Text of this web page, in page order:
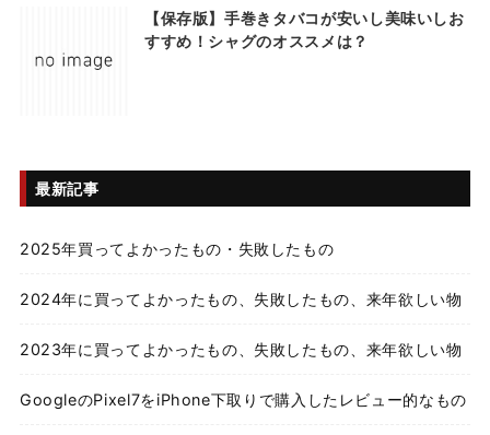
【保存版】手巻きタバコが安いし美味いしお
すすめ！シャグのオススメは？
最新記事
2025年買ってよかったもの・失敗したもの
2024年に買ってよかったもの、失敗したもの、来年欲しい物
2023年に買ってよかったもの、失敗したもの、来年欲しい物
GoogleのPixel7をiPhone下取りで購入したレビュー的なもの